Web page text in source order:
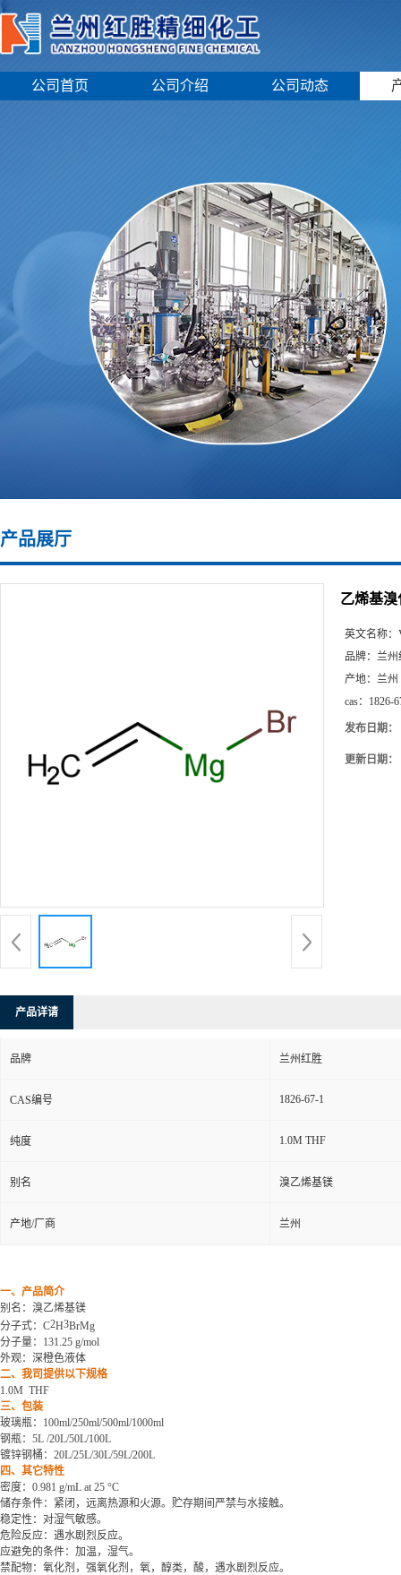
公司首页 公司介绍 公司动态
产品展厅
乙烯基溴
英文名称：
品牌： 兰州
产地： 兰州
cas： 1826-
发布日期：
更新日期：
产品详请
品牌 兰州红胜
CAS编号 1826-67-1
纯度 1.0M THF
别名 溴乙烯基镁
产地/厂商 兰州
一、产品简介
别名：溴乙烯基镁
分子式： C2H3BrMg
分子量： 131.25 g/mol
外观：深橙色液体
二、我司提供以下规格
1.0M THF
三、包装
玻璃瓶： 100ml/250ml/500ml/1000ml
钢瓶： 5L /20L/50L/100L
镀锌钢桶： 20L/25L/30L/59L/200L
四、其它特性
密度： 0.981 g/mL at 25 °C
储存条件：紧闭，远离热源和火源。贮存期间严禁与水接触。
稳定性：对湿气敏感。
危险反应：遇水剧烈反应。
应避免的条件：加温，湿气。
禁配物：氧化剂，强氧化剂，氧，醇类，酸，遇水剧烈反应。